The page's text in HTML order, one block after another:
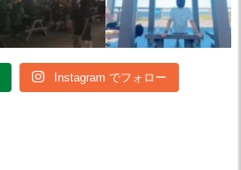
Instagram でフォロー